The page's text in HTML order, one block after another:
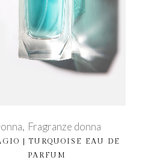
Fragranze donna
| TURQUOISE EAU DE
PARFUM